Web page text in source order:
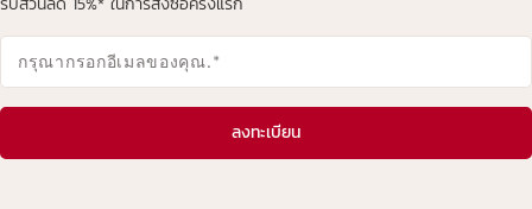
กรุณากรอกอีเมลของคุณ.*
ลงทะเบียน